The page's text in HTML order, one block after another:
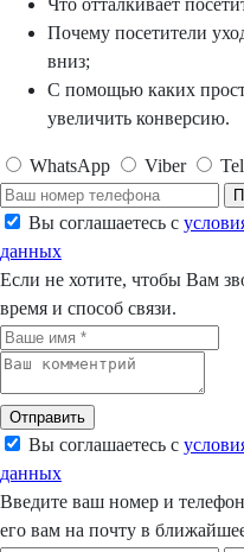
Почему посетители
вниз;
С помощью каких
увеличить конверсию.
WhatsApp Viber
Вы соглашаетесь с
данных
Если не хотите, чтобы Вам
время и способ связи.
Отправить
Вы соглашаетесь с
данных
Введите ваш номер и
его вам на почту в